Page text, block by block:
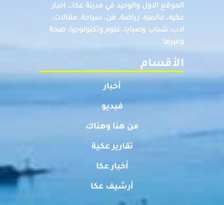
الموقع الاول والوحيد في مدينة عكا… اخبار
عكيه، عالميه، رياضة، فن، سياحة، مقالات،
ادب، شباب وصبايا، علوم وتكنولوجيا، صحة
وغيرها
الأقسام
أخبار
فيديو
من هنا وهناك
تقارير عكية
أخبار عكا
أرشيف عكا